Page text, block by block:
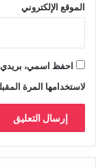
الموقع الإلكتروني
احفظ اسمي، بريدي
لاستخدامها المرة